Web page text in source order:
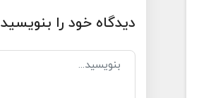
دیدگاه خود را بنویسید